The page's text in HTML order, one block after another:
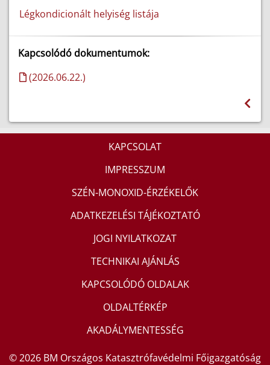
Légkondicionált helyiség listája
Kapcsolódó dokumentumok:
(2026.06.22.)
KAPCSOLAT
IMPRESSZUM
SZÉN-MONOXID-ÉRZÉKELŐK
ADATKEZELÉSI TÁJÉKOZTATÓ
JOGI NYILATKOZAT
TECHNIKAI AJÁNLÁS
KAPCSOLÓDÓ OLDALAK
OLDALTÉRKÉP
AKADÁLYMENTESSÉG
© 2026 BM Országos Katasztrófavédelmi Főigazgatóság